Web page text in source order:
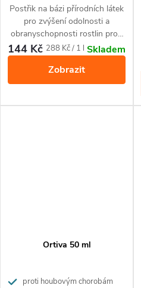
Postřik na bázi přírodních látek
pro zvýšení odolnosti a
obranyschopnosti rostlin proti
škůdcům (mšice, molice,
svilušky, třásněnky, puklice i
vlnatky) a všem druhům padlí.
144 Kč Měrná
288 Kč / 1 l Skladem
Zobrazit
Ortiva 50 ml
proti houbovým chorobám